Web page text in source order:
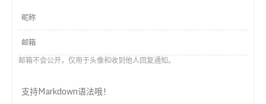
邮箱不会公开，仅用于头像和收到他人回复通知。